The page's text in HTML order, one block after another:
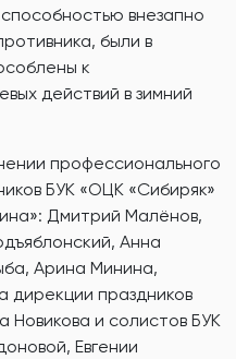
внезапно
были в
к
действий в зимний
профессионального
БУК «ОЦК «Сибиряк»
Дмитрий Малёнов,
Анна
Арина Минина,
дирекции праздников
Новикова и солистов БУК
Евгении